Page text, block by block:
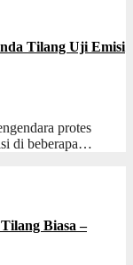
Tilang Uji Emisi
protes
di beberapa…
Biasa –